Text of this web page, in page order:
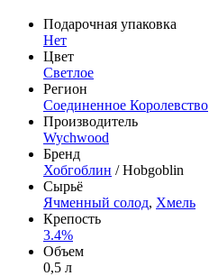
Подарочная упаковка
Нет
Цвет
Светлое
Регион
Соединенное Королевство
Производитель
Wychwood
Бренд
Хобгоблин / Hobgoblin
Сырьё
Ячменный солод, Хмель
Крепость
3.4%
Объем
0,5 л